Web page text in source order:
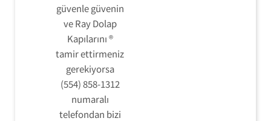
güvenle güvenin
ve Ray Dolap
Kapılarını ®
tamir ettirmeniz
gerekiyorsa
(554) 858-1312
numaralı
telefondan bizi